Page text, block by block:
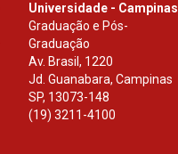
Universidade - Campinas
Graduação e Pós-
Graduação
Av. Brasil, 1220
Jd. Guanabara, Campinas
SP, 13073-148
(19) 3211-4100